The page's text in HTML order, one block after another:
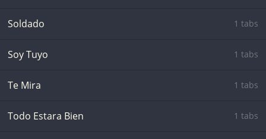
Soldado 1 tabs
Soy Tuyo 1 tabs
Te Mira 1 tabs
Todo Estara Bien 1 tabs